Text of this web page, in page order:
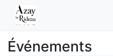
Événements